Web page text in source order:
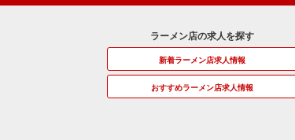
ラーメン店の求人を探す
新着ラーメン店求人情報
おすすめラーメン店求人情報